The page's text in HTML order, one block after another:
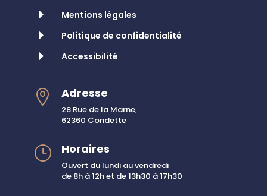
E
Mentions légales
E Politique de confidentialité
E Accessibilité
 Adresse
28 Rue de la Marne,
62360 Condette
} Horaires
Ouvert du lundi au vendredi
de 8h à 12h et de 13h30 à 17h30